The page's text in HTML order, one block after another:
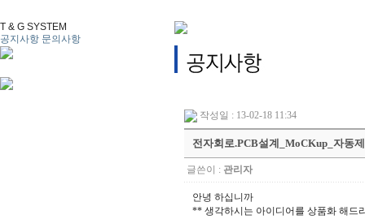
T & G SYSTEM
공지사항 문의사항
작성일 : 13-02-18 11:34
전자회로.PCB설계_MoCKup_자동
글쓴이 : 관리자
안녕 하십니까
** 생각하시는 아이디어를 상품화 해드